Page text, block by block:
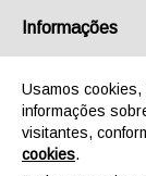
Informações
Usamos
informações
visitantes,
cookies.